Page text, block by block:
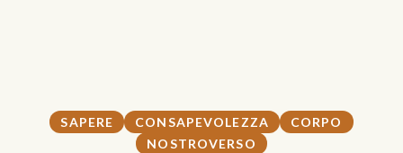
SAPERE CONSAPEVOLEZZA
CORPO
NOSTROVERSO